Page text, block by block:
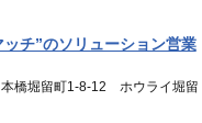
チ”のソリューション営業
橋堀留町1-8-12 ホウライ堀留